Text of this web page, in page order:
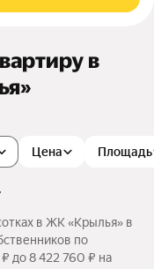
в
Цена Площадь
в ЖК «Крылья» в
по
до 8 422 760 ₽ на